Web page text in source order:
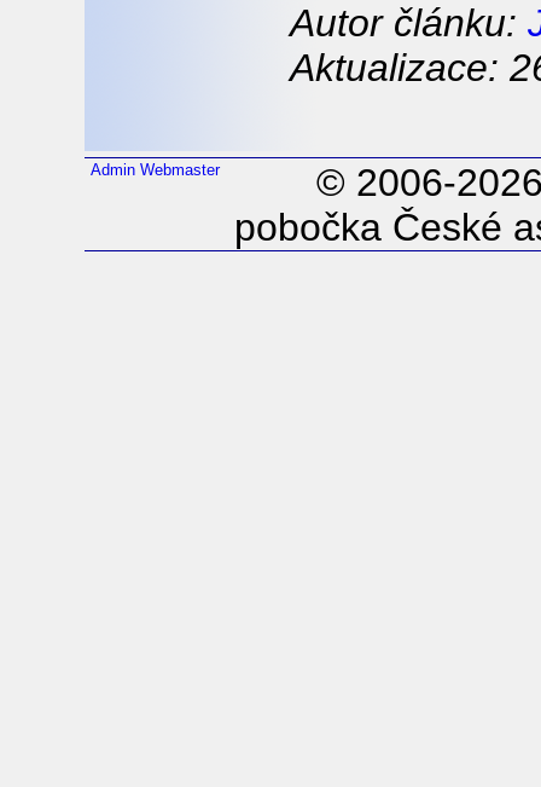
Autor článku:
Aktualizace:
Admin Webmaster
© 2006-
pobočka České